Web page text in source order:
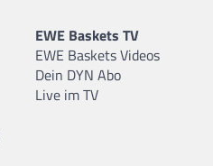
EWE Baskets TV
EWE Baskets Videos
Dein DYN Abo
Live im TV